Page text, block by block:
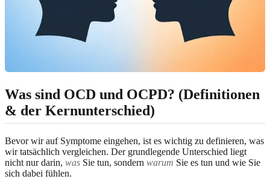
Was sind OCD und OCPD? (Definitionen
& der Kernunterschied)
Bevor wir auf Symptome eingehen, ist es wichtig zu definieren, was
wir tatsächlich vergleichen. Der grundlegende Unterschied liegt
nicht nur darin, was Sie tun, sondern warum Sie es tun und wie Sie
sich dabei fühlen.